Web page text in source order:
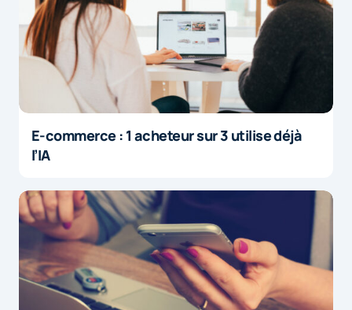
E-commerce : 1 acheteur sur 3 utilise déjà
l’IA